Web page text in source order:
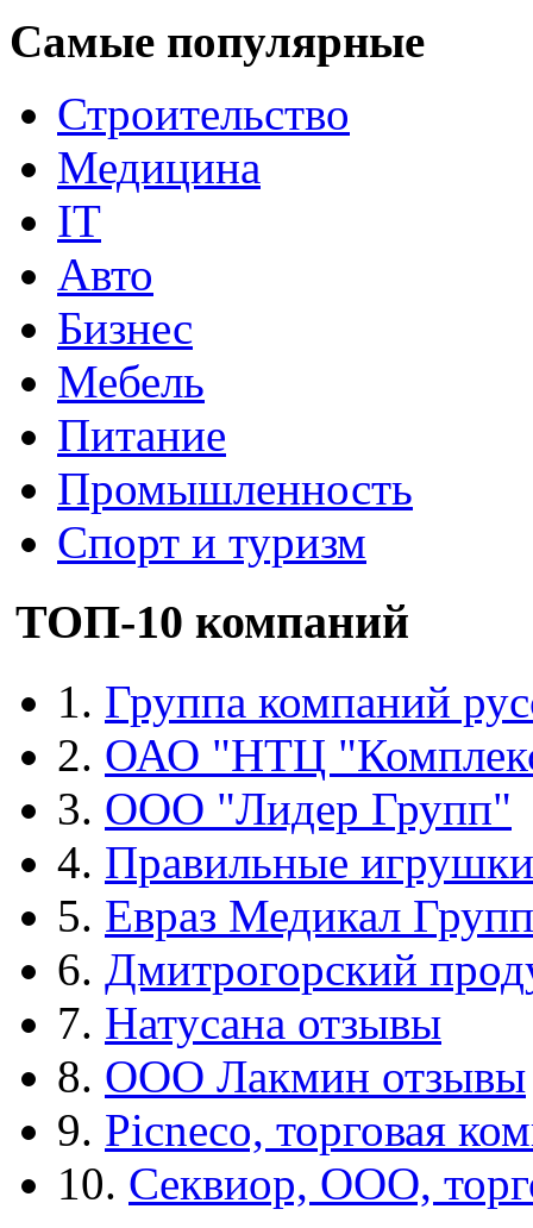
Самые популярные
Строительство
Медицина
IT
Авто
Бизнес
Мебель
Питание
Промышленность
Спорт и туризм
ТОП-10 компаний
1. Группа компаний
2. ОАО "НТЦ
3. ООО "Лидер Групп"
4. Правильные игрушки
5. Евраз Медикал Групп
6. Дмитрогорский
7. Натусана отзывы
8. ООО Лакмин отзывы
9. Picneco, торговая
10. Секвиор, ООО,